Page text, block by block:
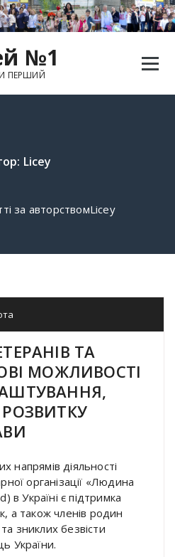
№1
ПЕРШИЙ
Licey
за авторствомLicey
ТА
МОЖЛИВОСТІ
напрямів діяльності
організації «Людина
в Україні є підтримка
а також членів родин
зниклих безвісти
України.